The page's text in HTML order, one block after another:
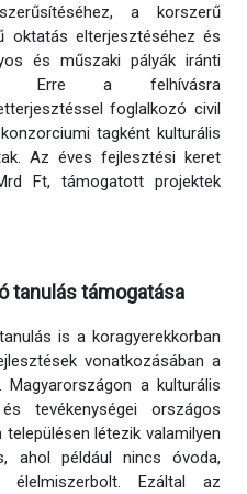
a korszerű
oktatás elterjesztéséhez és
és műszaki pályák iránti
Erre a felhívásra
foglalkozó civil
tagként kulturális
Az éves fejlesztési keret
Ft, támogatott projektek
tanulás támogatása
is a koragyerekkorban
vonatkozásában a
a kulturális
tevékenységei országos
létezik valamilyen
ahol például nincs óvoda,
Ezáltal az